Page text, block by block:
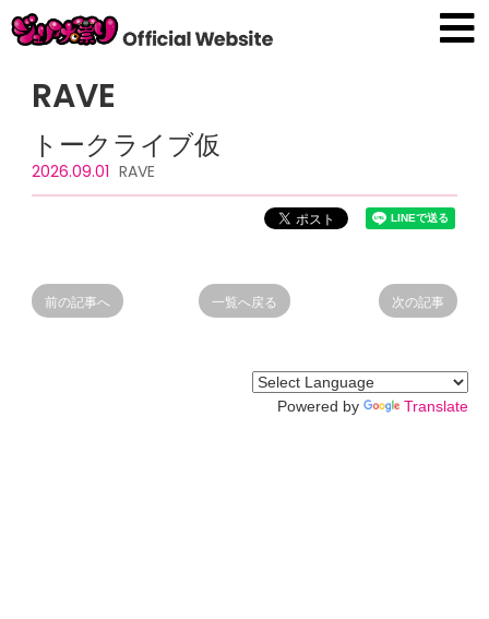
RAVE
トークライブ仮
2026.09.01 RAVE
次の記事
一覧へ戻る
前の記事へ
Powered by Translate